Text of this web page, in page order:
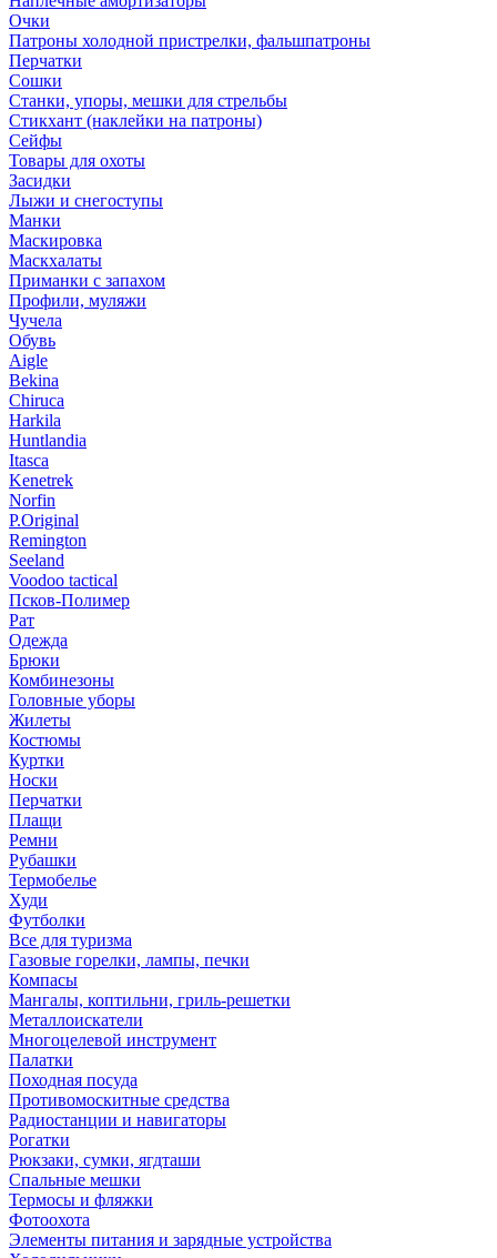
Очки
Патроны холодной пристрелки, фальшпатроны
Перчатки
Сошки
Станки, упоры, мешки для стрельбы
Стикхант (наклейки на патроны)
Сейфы
Товары для охоты
Засидки
Лыжи и снегоступы
Манки
Маскировка
Маскхалаты
Приманки с запахом
Профили, муляжи
Чучела
Обувь
Aigle
Bekina
Chiruсa
Harkila
Huntlandia
Itasca
Kenetrek
Norfin
P.Original
Remington
Seeland
Voodoo tactical
Псков-Полимер
Рат
Одежда
Брюки
Комбинезоны
Головные уборы
Жилеты
Костюмы
Куртки
Носки
Перчатки
Плащи
Ремни
Рубашки
Термобелье
Худи
Футболки
Все для туризма
Газовые горелки, лампы, печки
Компасы
Мангалы, коптильни, гриль-решетки
Металлоискатели
Многоцелевой инструмент
Палатки
Походная посуда
Противомоскитные средства
Радиостанции и навигаторы
Рогатки
Рюкзаки, сумки, ягдташи
Спальные мешки
Термосы и фляжки
Фотоохота
Элементы питания и зарядные устройства